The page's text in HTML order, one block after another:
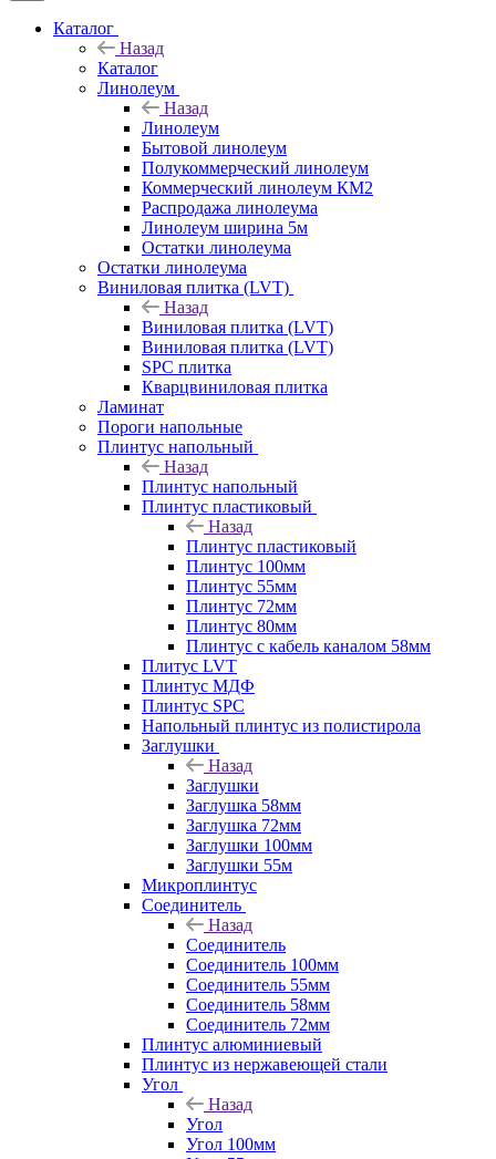
Каталог
Назад
Каталог
Линолеум
Назад
Линолеум
Бытовой линолеум
Полукоммерческий линолеум
Коммерческий линолеум КМ2
Распродажа линолеума
Линолеум ширина 5м
Остатки линолеума
Остатки линолеума
Виниловая плитка (LVT)
Назад
Виниловая плитка (LVT)
Виниловая плитка (LVT)
SPC плитка
Кварцвиниловая плитка
Ламинат
Пороги напольные
Плинтус напольный
Назад
Плинтус напольный
Плинтус пластиковый
Назад
Плинтус пластиковый
Плинтус 100мм
Плинтус 55мм
Плинтус 72мм
Плинтус 80мм
Плинтус с кабель каналом 58мм
Плитус LVT
Плинтус МДФ
Плинтус SPC
Напольный плинтус из полистирола
Заглушки
Назад
Заглушки
Заглушка 58мм
Заглушка 72мм
Заглушки 100мм
Заглушки 55м
Микроплинтус
Соединитель
Назад
Соединитель
Соединитель 100мм
Соединитель 55мм
Соединитель 58мм
Соединитель 72мм
Плинтус алюминиевый
Плинтус из нержавеющей стали
Угол
Назад
Угол
Угол 100мм